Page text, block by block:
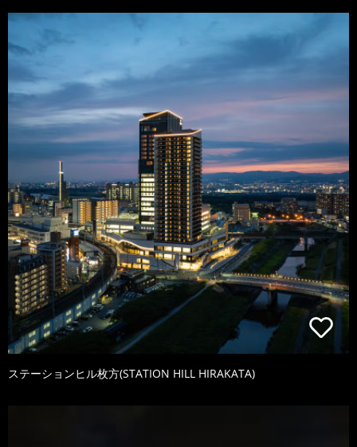
ステーションヒル枚方(STATION HILL HIRAKATA)